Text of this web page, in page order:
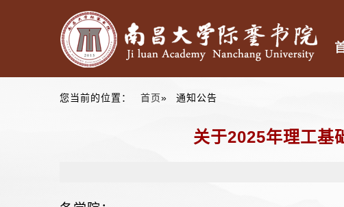
您当前的位置： 首页» 通知公告
关于2025年理工基